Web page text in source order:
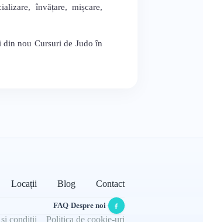
învățare, mișcare,
din nou Cursuri de Judo în
Locații Blog Contact
FAQ·Despre noi·
condiții Politica de cookie-uri